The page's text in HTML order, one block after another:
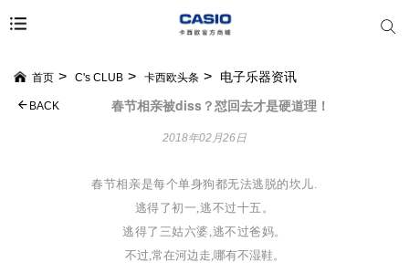
首页 C's CLUB 卡西欧头条 电子乐器资讯
春节相亲被diss？怼回去才是硬道理！
BACK
2018年02月26日
春节相亲是每个单身狗都无法逃脱的坎儿
逃得了初一 逃不过十五 。
逃得了三姑六婆 逃不过爸妈。
不过 常在河边走 哪有不湿鞋 。